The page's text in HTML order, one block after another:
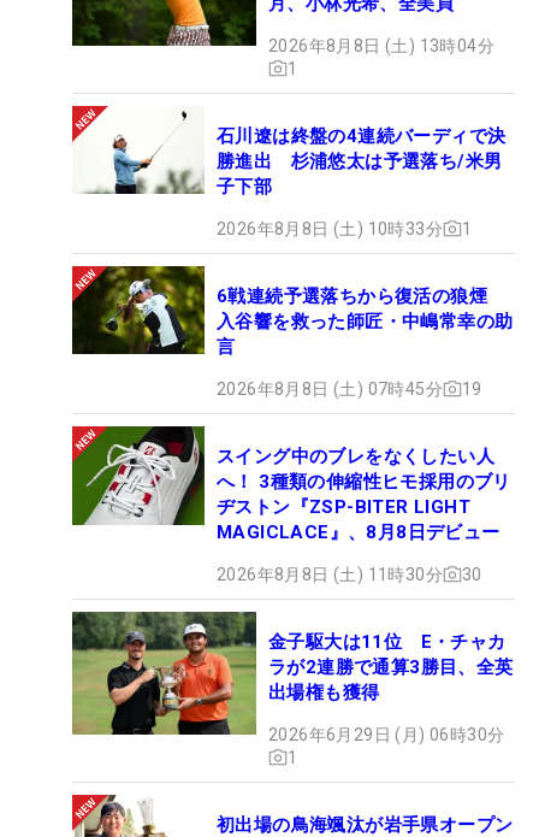
2026年8月8日 (土) 13時04分
1
石川遼は終盤の4連続バーディで決
勝進出 杉浦悠太は予選落ち/米男
子下部
2026年8月8日 (土) 10時33分 1
6戦連続予選落ちから復活の狼煙
入谷響を救った師匠・中嶋常幸の助
言
2026年8月8日 (土) 07時45分 19
スイング中のブレをなくしたい人
へ！ 3種類の伸縮性ヒモ採用のブリ
ヂストン『ZSP-BITER LIGHT
MAGICLACE』、8月8日デビュー
2026年8月8日 (土) 11時30分 30
金子駆大は11位 E・チャカ
ラが2連勝で通算3勝目、全英
出場権も獲得
2026年6月29日 (月) 06時30分
1
初出場の鳥海颯汰が岩手県オープン